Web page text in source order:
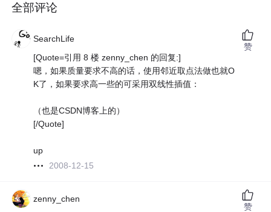
全部评论
SearchLife
[Quote=引用 8 楼 zenny_chen 的回复:]
嗯，如果质量要求不高的话，使用邻近取点法做也就O
K了，如果要求高一些的可采用双线性插值：
（也是CSDN博客上的）
[/Quote]
up
2008-12-15
赞
zenny_chen
赞